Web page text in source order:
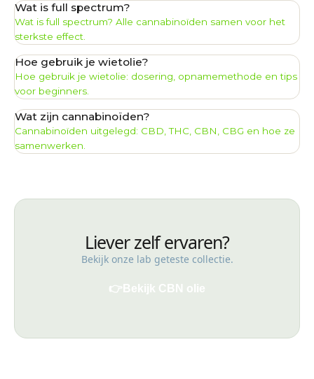
Wat is full spectrum?
Wat is full spectrum? Alle cannabinoïden samen voor het
sterkste effect.
Hoe gebruik je wietolie?
Hoe gebruik je wietolie: dosering, opnamemethode en tips
voor beginners.
Wat zijn cannabinoïden?
Cannabinoïden uitgelegd: CBD, THC, CBN, CBG en hoe ze
samenwerken.
Liever zelf ervaren?
Bekijk onze lab geteste collectie.
👉 Bekijk CBN olie